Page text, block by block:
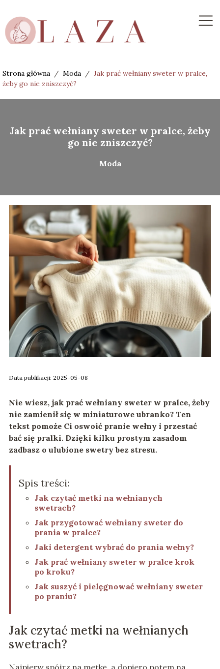
Strona główna / Moda / Jak prać wełniany sweter w pralce,
żeby go nie zniszczyć?
Jak prać wełniany sweter w pralce, żeby
go nie zniszczyć?
Moda
Data publikacji: 2025-05-08
Nie wiesz, jak prać wełniany sweter w pralce, żeby
nie zamienił się w miniaturowe ubranko? Ten
tekst pomoże Ci oswoić pranie wełny i przestać
bać się pralki. Dzięki kilku prostym zasadom
zadbasz o ulubione swetry bez stresu.
Spis treści:
Jak czytać metki na wełnianych
swetrach?
Jak przygotować wełniany sweter do
prania w pralce?
Jaki detergent wybrać do prania wełny?
Jak prać wełniany sweter w pralce krok
po kroku?
Jak suszyć i pielęgnować wełniany sweter
po praniu?
Jak czytać metki na wełnianych
swetrach?